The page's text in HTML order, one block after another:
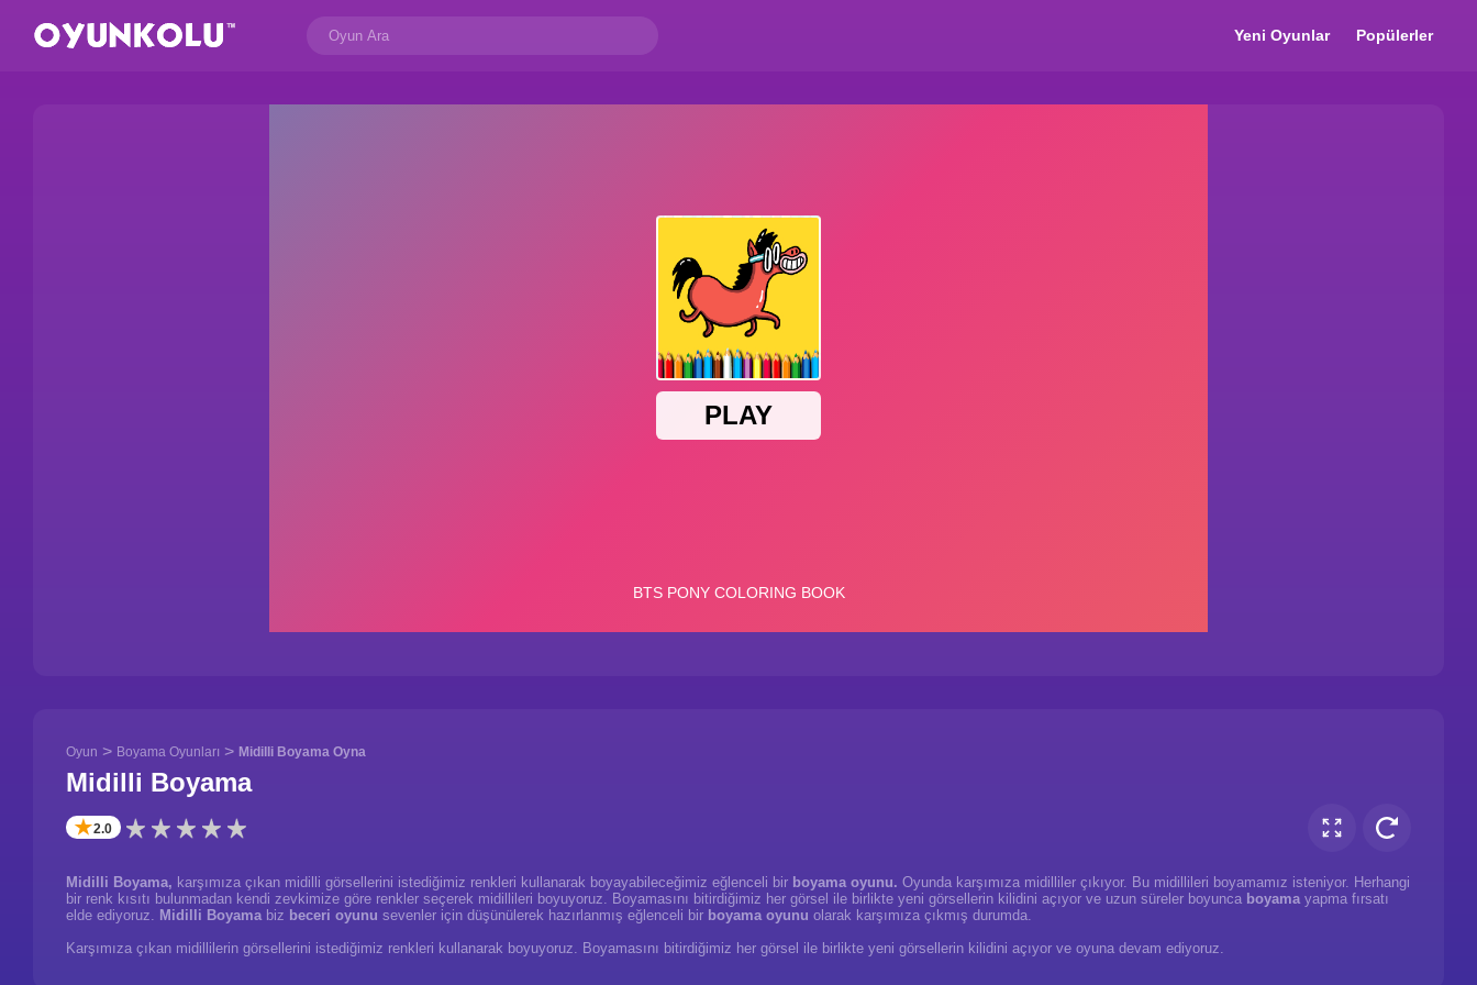
Yeni Oyunlar Popülerler
Oyun > Boyama Oyunları > Midilli Boyama Oyna
Midilli Boyama
✭2.0
Midilli Boyama, karşımıza çıkan midilli görsellerini istediğimiz renkleri kullanarak boyayabileceğimiz eğlenceli bir boyama oyunu. Oyunda karşımıza midilliler çıkıyor. Bu midillileri boyamamız isteniyor. Herhangi
bir renk kısıtı bulunmadan kendi zevkimize göre renkler seçerek midillileri boyuyoruz. Boyamasını bitirdiğimiz her görsel ile birlikte yeni görsellerin kilidini açıyor ve uzun süreler boyunca boyamayapma fırsatı
elde ediyoruz. Midilli Boyamabiz beceri oyunu sevenler için düşünülerek hazırlanmış eğlenceli bir boyama oyunu olarak karşımıza çıkmış durumda.
Karşımıza çıkan midillilerin görsellerini istediğimiz renkleri kullanarak boyuyoruz. Boyamasını bitirdiğimiz her görsel ile birlikte yeni görsellerin kilidini açıyor ve oyuna devam ediyoruz.